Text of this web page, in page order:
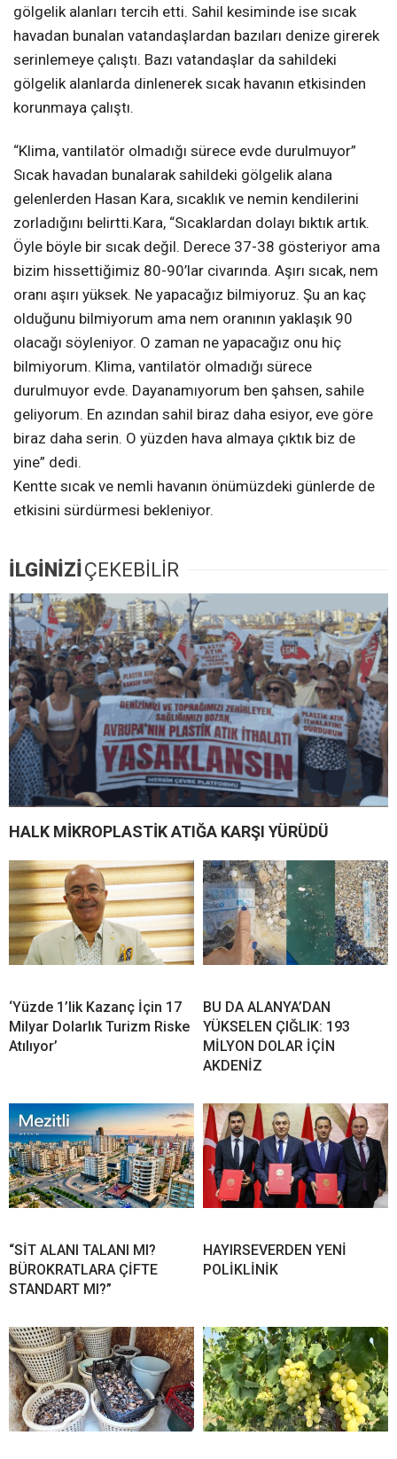
gölgelik alanları tercih etti. Sahil kesiminde ise sıcak
havadan bunalan vatandaşlardan bazıları denize girerek
serinlemeye çalıştı. Bazı vatandaşlar da sahildeki
gölgelik alanlarda dinlenerek sıcak havanın etkisinden
korunmaya çalıştı.
“Klima, vantilatör olmadığı sürece evde durulmuyor”
Sıcak havadan bunalarak sahildeki gölgelik alana
gelenlerden Hasan Kara, sıcaklık ve nemin kendilerini
zorladığını belirtti.Kara, “Sıcaklardan dolayı bıktık artık.
Öyle böyle bir sıcak değil. Derece 37-38 gösteriyor ama
bizim hissettiğimiz 80-90’lar civarında. Aşırı sıcak, nem
oranı aşırı yüksek. Ne yapacağız bilmiyoruz. Şu an kaç
olduğunu bilmiyorum ama nem oranının yaklaşık 90
olacağı söyleniyor. O zaman ne yapacağız onu hiç
bilmiyorum. Klima, vantilatör olmadığı sürece
durulmuyor evde. Dayanamıyorum ben şahsen, sahile
geliyorum. En azından sahil biraz daha esiyor, eve göre
biraz daha serin. O yüzden hava almaya çıktık biz de
yine” dedi.
Kentte sıcak ve nemli havanın önümüzdeki günlerde de
etkisini sürdürmesi bekleniyor.
İLGİNİZİ ÇEKEBİLİR
HALK MİKROPLASTİK ATIĞA KARŞI YÜRÜDÜ
‘Yüzde 1’lik Kazanç İçin 17
Milyar Dolarlık Turizm Riske
Atılıyor’
BU DA ALANYA’DAN
YÜKSELEN ÇIĞLIK: 193
MİLYON DOLAR İÇİN
AKDENİZ
“SİT ALANI TALANI MI?
BÜROKRATLARA ÇİFTE
STANDART MI?”
HAYIRSEVERDEN YENİ
POLİKLİNİK